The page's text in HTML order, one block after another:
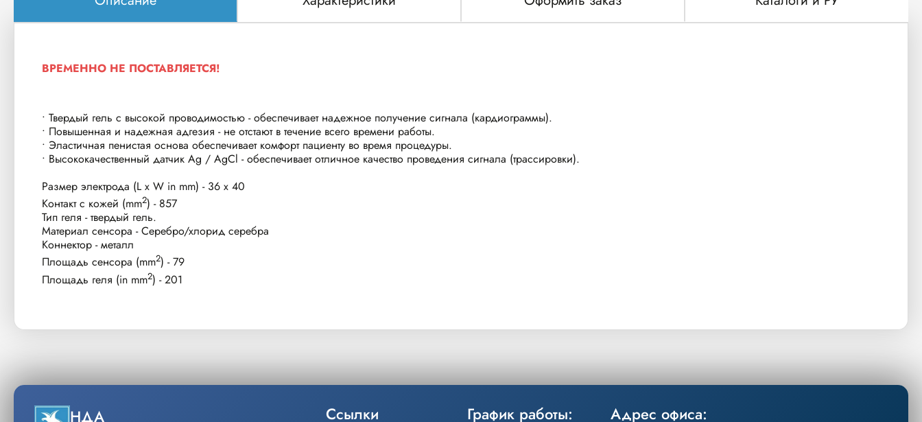
ВРЕМЕННО НЕ ПОСТАВЛЯЕТСЯ!
• Твердый гель с высокой проводимостью - обеспечивает надежное получение сигнала (кардиограммы).
• Повышенная и надежная адгезия - не отстают в течение всего времени работы.
• Эластичная пенистая основа обеспечивает комфорт пациенту во время процедуры.
• Высококачественный датчик Ag / AgCl - обеспечивает отличное качество проведения сигнала (трассировки).
Размер электрода (L x W in mm) - 36 х 40
Контакт с кожей (mm2) - 857
Тип геля - твердый гель.
Материал сенсора - Серебро/хлорид серебра
Коннектор - металл
Площадь сенсора (mm2) - 79
Площадь геля (in mm2) - 201
НДА Ссылки График работы: Адрес офиса: